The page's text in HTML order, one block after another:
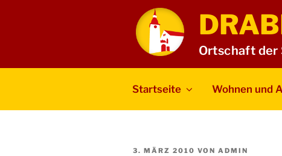
Ortschaft der
Startseite Wohnen und
VERÖFFENTLICHT
3. MÄRZ 2010 VON ADMIN